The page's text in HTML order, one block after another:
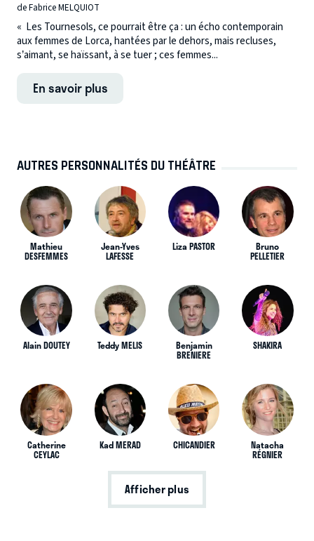
de Fabrice MELQUIOT
« Les Tournesols, ce pourrait être ça : un écho contemporain
aux femmes de Lorca, hantées par le dehors, mais recluses,
s’aimant, se haïssant, à se tuer ; ces femmes...
En savoir plus
AUTRES PERSONNALITÉS DU THÉÂTRE
Mathieu
DESFEMMES
Jean-Yves
LAFESSE
Liza PASTOR Bruno
PELLETIER
Alain DOUTEY Teddy MELIS Benjamin
BRENIERE
SHAKIRA
Catherine
CEYLAC
Kad MERAD CHICANDIER Natacha
RÉGNIER
Afficher plus